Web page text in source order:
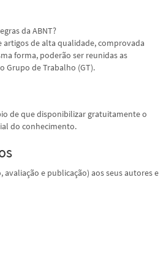
da ABNT?
de alta qualidade, comprovada
forma, poderão ser reunidas as
Grupo de Trabalho (GT).
de que disponibilizar gratuitamente o
do conhecimento.
e publicação) aos seus autores e